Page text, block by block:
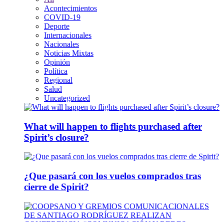
Acontecimientos
COVID-19
Deporte
Internacionales
Nacionales
Noticias Mixtas
Opinión
Política
Regional
Salud
Uncategorized
What will happen to flights purchased after
Spirit’s closure?
¿Que pasará con los vuelos comprados tras
cierre de Spirit?